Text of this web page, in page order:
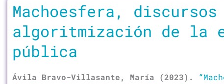
Machoesfera,
algoritmización de la
pública
Ávila Bravo-Villasante, María (2023). “